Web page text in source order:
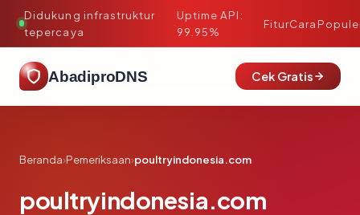
Didukung infrastruktur
tepercaya
·
Uptime API:
99.95%
FiturCara
AbadiproDNS Cek Gratis
Beranda›Pemeriksaan›poultryindonesia.com
poultryindonesia.com